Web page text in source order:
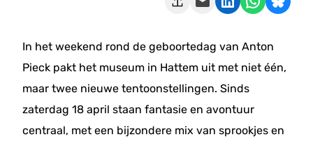
In het weekend rond de geboortedag van Anton
Pieck pakt het museum in Hattem uit met niet één,
maar twee nieuwe tentoonstellingen. Sinds
zaterdag 18 april staan fantasie en avontuur
centraal, met een bijzondere mix van sprookjes en